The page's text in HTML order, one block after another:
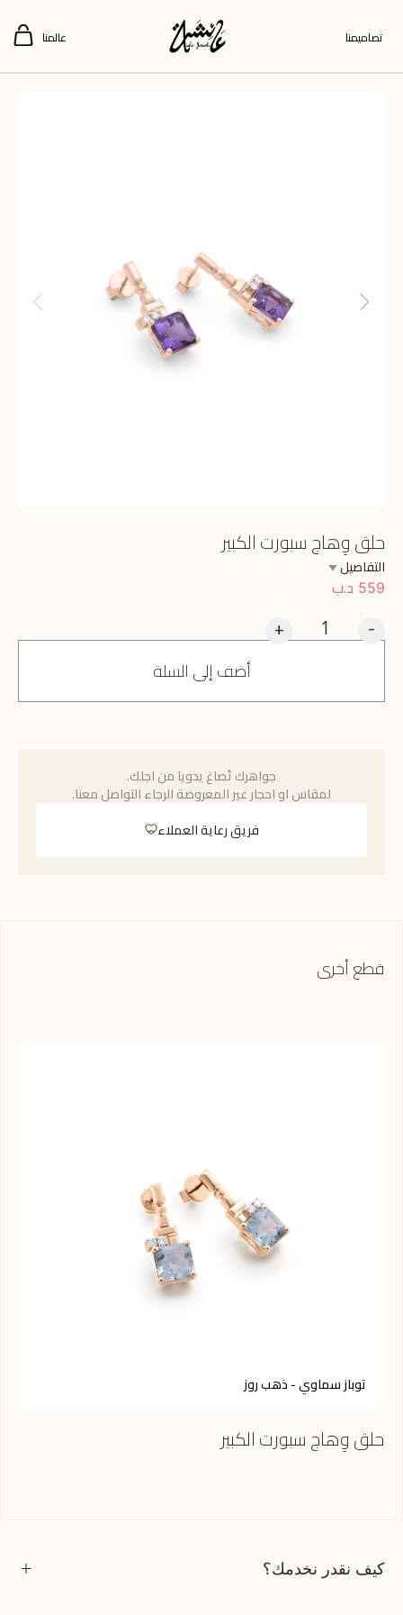
تصاميمنا عالمنا
حلق وِهاج سبورت الكبير
التفاصيل
559 د.ب
-
+
أضف إلى السلة
جواهرك تُصاغ يدويا من اجلك.
لمقاس او احجار غير المعروضة الرجاء التواصل معنا.
فريق رعاية العملاء
قطع أخرى
توباز سماوي - ذهب روز
حلق وِهاج سبورت الكبير
كيف نقدر نخدمك؟